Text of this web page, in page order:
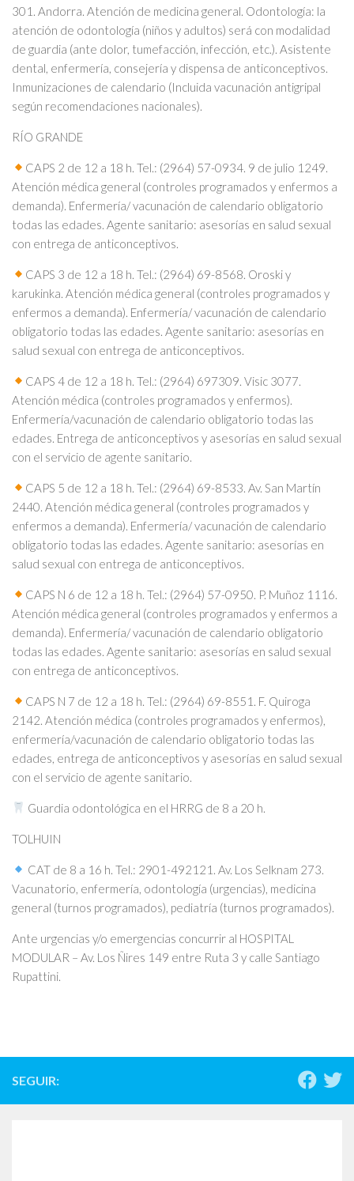
301. Andorra. Atención de medicina general. Odontología: la
atención de odontología (niños y adultos) será con modalidad
de guardia (ante dolor, tumefacción, infección, etc.). Asistente
dental, enfermería, consejería y dispensa de anticonceptivos.
Inmunizaciones de calendario (Incluida vacunación antigripal
según recomendaciones nacionales).
RÍO GRANDE
CAPS 2 de 12 a 18 h. Tel.: (2964) 57-0934. 9 de julio 1249.
Atención médica general (controles programados y enfermos a
demanda). Enfermería/ vacunación de calendario obligatorio
todas las edades. Agente sanitario: asesorías en salud sexual
con entrega de anticonceptivos.
CAPS 3 de 12 a 18 h. Tel.: (2964) 69-8568. Oroski y
karukinka. Atención médica general (controles programados y
enfermos a demanda). Enfermería/ vacunación de calendario
obligatorio todas las edades. Agente sanitario: asesorías en
salud sexual con entrega de anticonceptivos.
CAPS 4 de 12 a 18 h. Tel.: (2964) 697309. Visic 3077.
Atención médica (controles programados y enfermos).
Enfermería/vacunación de calendario obligatorio todas las
edades. Entrega de anticonceptivos y asesorías en salud sexual
con el servicio de agente sanitario.
CAPS 5 de 12 a 18 h. Tel.: (2964) 69-8533. Av. San Martín
2440. Atención médica general (controles programados y
enfermos a demanda). Enfermería/ vacunación de calendario
obligatorio todas las edades. Agente sanitario: asesorías en
salud sexual con entrega de anticonceptivos.
CAPS N 6 de 12 a 18 h. Tel.: (2964) 57-0950. P. Muñoz 1116.
Atención médica general (controles programados y enfermos a
demanda). Enfermería/ vacunación de calendario obligatorio
todas las edades. Agente sanitario: asesorías en salud sexual
con entrega de anticonceptivos.
CAPS N 7 de 12 a 18 h. Tel.: (2964) 69-8551. F. Quiroga
2142. Atención médica (controles programados y enfermos),
enfermería/vacunación de calendario obligatorio todas las
edades, entrega de anticonceptivos y asesorías en salud sexual
con el servicio de agente sanitario.
Guardia odontológica en el HRRG de 8 a 20 h.
TOLHUIN
CAT de 8 a 16 h. Tel.: 2901-492121. Av. Los Selknam 273.
Vacunatorio, enfermería, odontología (urgencias), medicina
general (turnos programados), pediatría (turnos programados).
Ante urgencias y/o emergencias concurrir al HOSPITAL
MODULAR – Av. Los Ñires 149 entre Ruta 3 y calle Santiago
Rupattini.
SEGUIR: